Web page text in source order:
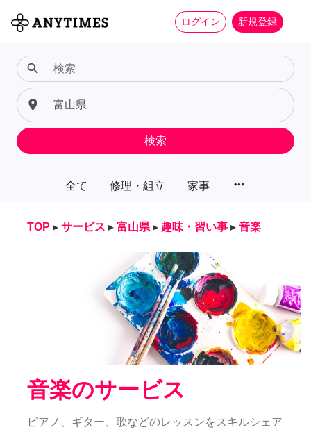
ログイン 新規登録
全て 修理・組立 家事 more_horiz
search
place
検索
TOP ▸ サービス ▸ 富山県 ▸ 趣味・習い事 ▸ 音楽
音楽のサービス
ピアノ、ギター、歌などのレッスンをスキルシェア